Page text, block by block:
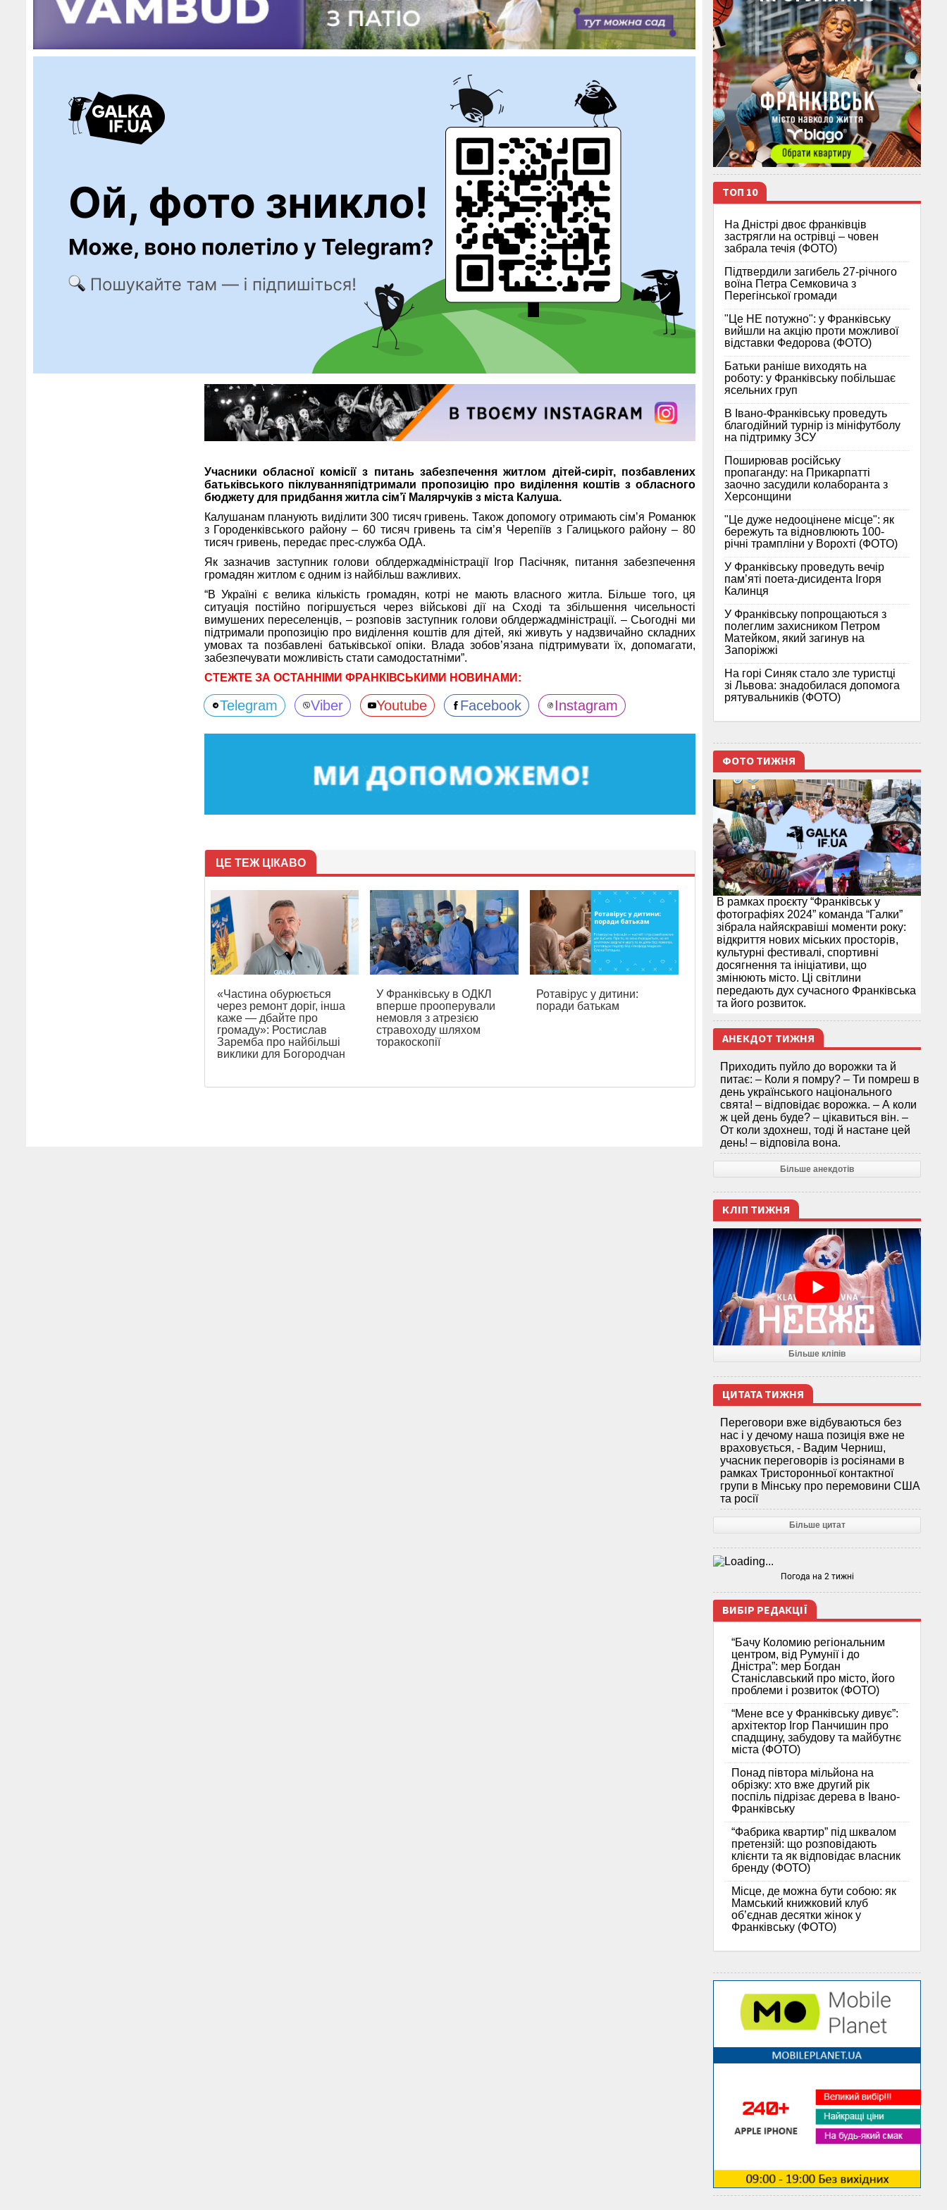
Учасники обласної комісії з питань забезпечення житлом дітей-сиріт, позбавлених
батьківського піклуванняпідтримали пропозицію про виділення коштів з обласного
бюджету для придбання житла сім’ї Малярчуків з міста Калуша.
Калушанам планують виділити 300 тисяч гривень. Також допомогу отримають сім’я Романюк
з Городенківського району – 60 тисяч гривень та сім’я Черепіїв з Галицького району – 80
тисяч гривень, передає прес-служба ОДА.
Як зазначив заступник голови облдержадміністрації Ігор Пасічняк, питання забезпечення
громадян житлом є одним із найбільш важливих.
“В Україні є велика кількість громадян, котрі не мають власного житла. Більше того, ця
ситуація постійно погіршується через військові дії на Сході та збільшення чисельності
вимушених переселенців, – розповів заступник голови облдержадміністрації. – Сьогодні ми
підтримали пропозицію про виділення коштів для дітей, які живуть у надзвичайно складних
умовах та позбавлені батьківської опіки. Влада зобов’язана підтримувати їх, допомагати,
забезпечувати можливість стати самодостатніми”.
СТЕЖТЕ ЗА ОСТАННІМИ ФРАНКІВСЬКИМИ НОВИНАМИ:
Telegram Viber Youtube Facebook Instagram
ЦЕ ТЕЖ ЦІКАВО
«Частина обурюється
через ремонт доріг, інша
каже — дбайте про
громаду»: Ростислав
Заремба про найбільші
виклики для Богородчан
У Франківську в ОДКЛ
вперше прооперували
немовля з атрезією
стравоходу шляхом
торакоскопії
Ротавірус у дитини:
поради батькам
ТОП 10
На Дністрі двоє франківців
застрягли на острівці – човен
забрала течія (ФОТО)
Підтвердили загибель 27-річного
воїна Петра Семковича з
Перегінської громади
"Це НЕ потужно": у Франківську
вийшли на акцію проти можливої
відставки Федорова (ФОТО)
Батьки раніше виходять на
роботу: у Франківську побільшає
ясельних груп
В Івано-Франківську проведуть
благодійний турнір із мініфутболу
на підтримку ЗСУ
Поширював російську
пропаганду: на Прикарпатті
заочно засудили колаборанта з
Херсонщини
"Це дуже недооцінене місце": як
бережуть та відновлюють 100-
річні трампліни у Ворохті (ФОТО)
У Франківську проведуть вечір
пам’яті поета-дисидента Ігоря
Калинця
У Франківську попрощаються з
полеглим захисником Петром
Матейком, який загинув на
Запоріжжі
На горі Синяк стало зле туристці
зі Львова: знадобилася допомога
рятувальників (ФОТО)
ФОТО ТИЖНЯ
В рамках проєкту “Франківськ у
фотографіях 2024” команда “Галки”
зібрала найяскравіші моменти року:
відкриття нових міських просторів,
культурні фестивалі, спортивні
досягнення та ініціативи, що
змінюють місто. Ці світлини
передають дух сучасного Франківська
та його розвиток.
АНЕКДОТ ТИЖНЯ
Приходить пуйло до ворожки та й
питає: – Коли я помру? – Ти помреш в
день українського національного
свята! – відповідає ворожка. – А коли
ж цей день буде? – цікавиться він. –
От коли здохнеш, тоді й настане цей
день! – відповіла вона.
Більше анекдотів
КЛІП ТИЖНЯ
Більше кліпів
ЦИТАТА ТИЖНЯ
Переговори вже відбуваються без
нас і у дечому наша позиція вже не
враховується, - Вадим Черниш,
учасник переговорів із росіянами в
рамках Тристоронньої контактної
групи в Мінську про перемовини США
та росії
Більше цитат
Погода на 2 тижні
ВИБІР РЕДАКЦІЇ
“Бачу Коломию регіональним
центром, від Румунії і до
Дністра”: мер Богдан
Станіславський про місто, його
проблеми і розвиток (ФОТО)
“Мене все у Франківську дивує”:
архітектор Ігор Панчишин про
спадщину, забудову та майбутнє
міста (ФОТО)
Понад півтора мільйона на
обрізку: хто вже другий рік
поспіль підрізає дерева в Івано-
Франківську
“Фабрика квартир” під шквалом
претензій: що розповідають
клієнти та як відповідає власник
бренду (ФОТО)
Місце, де можна бути собою: як
Мамський книжковий клуб
об’єднав десятки жінок у
Франківську (ФОТО)